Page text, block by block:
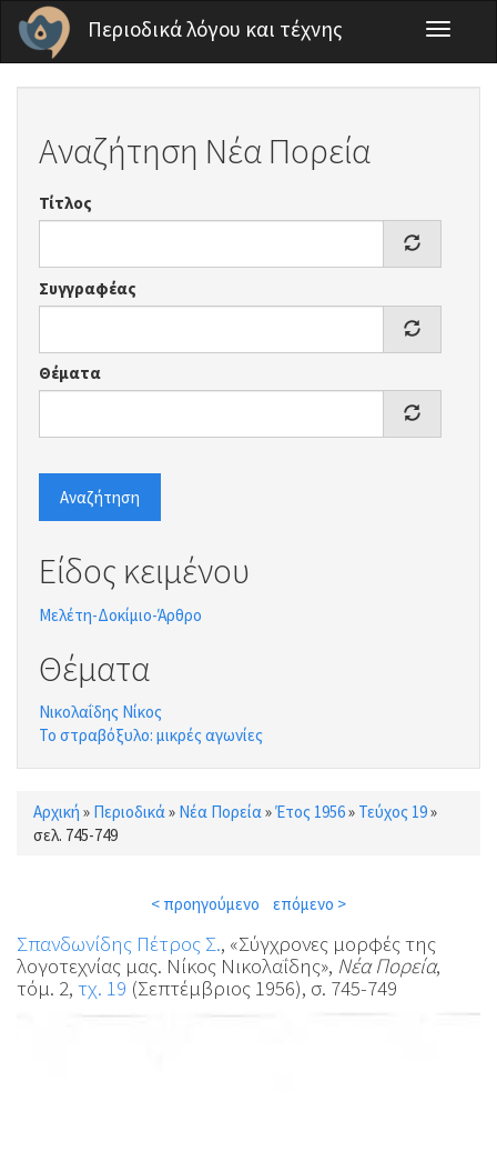
Παράκαμψη προς το κυρίως περιεχόμενο
Περιοδικά λόγου και τέχνης
Toggle
Αναζήτηση Νέα Πορεία
Τίτλος
Συγγραφέας
Θέματα
Αναζήτηση
Είδος κειμένου
Μελέτη-Δοκίμιο-Άρθρο
Θέματα
Νικολαΐδης Νίκος
Το στραβόξυλο: μικρές αγωνίες
Είστε εδώ
Αρχική » Περιοδικά» Νέα Πορεία»Έτος 1956» Τεύχος 19»
σελ. 745-749
< προηγούμενο επόμενο >
Σπανδωνίδης Πέτρος Σ., «Σύγχρονες μορφές της
λογοτεχνίας μας. Νίκος Νικολαΐδης», Νέα Πορεία,
τόμ. 2, τχ. 19 (Σεπτέμβριος 1956), σ. 745-749